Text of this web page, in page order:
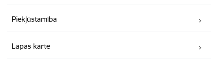
Piekļūstamība
Lapas karte